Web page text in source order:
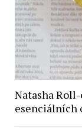
Natasha
esenciálních